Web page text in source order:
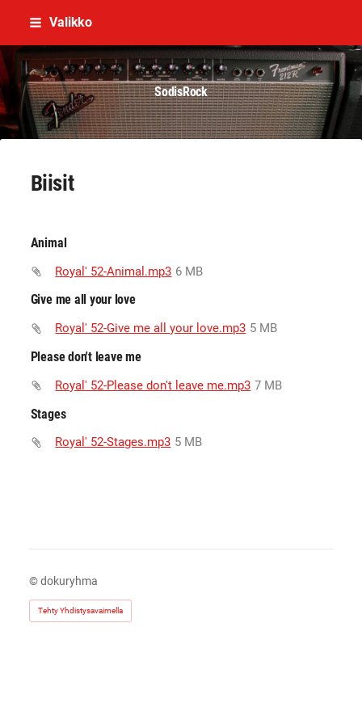
Siirry
sisältöön
Valikko
SodisRock
Biisit
Animal
Royal' 52-Animal.mp3 6 MB
Give me all your love
Royal' 52-Give me all your love.mp3 5 MB
Please don't leave me
Royal' 52-Please don't leave me.mp3 7 MB
Stages
Royal' 52-Stages.mp3 5 MB
©dokuryhma
Tehty Yhdistysavaimella